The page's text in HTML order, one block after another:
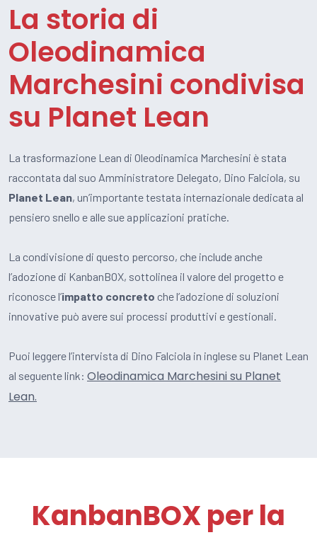
La storia di
Oleodinamica
Marchesini condivisa
su Planet Lean
La trasformazione Lean di Oleodinamica Marchesini è stata
raccontata dal suo Amministratore Delegato, Dino Falciola, su
Planet Lean, un’importante testata internazionale dedicata al
pensiero snello e alle sue applicazioni pratiche.
La condivisione di questo percorso, che include anche
l’adozione di KanbanBOX, sottolinea il valore del progetto e
riconosce l’impatto concreto che l’adozione di soluzioni
innovative può avere sui processi produttivi e gestionali.
Puoi leggere l’intervista di Dino Falciola in inglese su Planet Lean
al seguente link: Oleodinamica Marchesini su Planet
Lean.
KanbanBOX per la